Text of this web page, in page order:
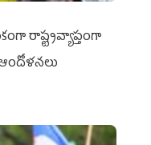
రాష్ట్రవ్యాప్తంగా